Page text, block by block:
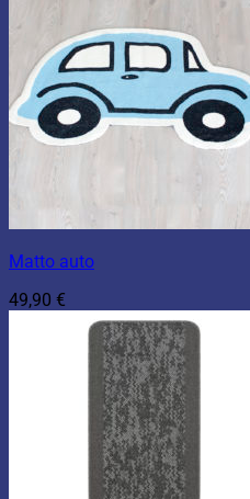
Matto auto
49,90 €